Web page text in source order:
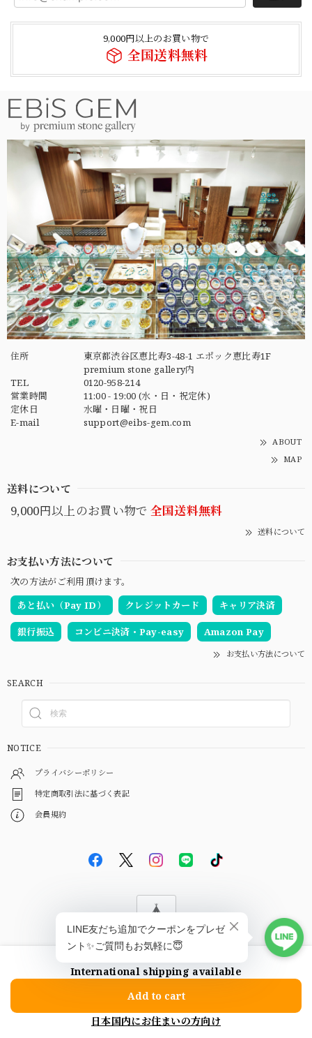
9,000円以上のお買い物で
全国送料無料
住所
東京都渋谷区恵比寿3-48-1 エポック恵比寿1F
premium stone gallery内
TEL
0120-958-214
営業時間
11:00 - 19:00 (水・日・祝定休)
定休日
水曜・日曜・祝日
E-mail
support@eibs-gem.com
ABOUT
MAP
送料について
9,000円以上のお買い物で 全国送料無料
送料について
お支払い方法について
次の方法がご利用頂けます。
あと払い（Pay ID）
クレジットカード キャリア決済
銀行振込 コンビニ決済・Pay-easy Amazon Pay
お支払い方法について
SEARCH
NOTICE
プライバシーポリシー
特定商取引法に基づく表記
会員規約
© EBiS GEM
International shipping available
Add to cart
日本国内にお住まいの方向け
ショップに質問する